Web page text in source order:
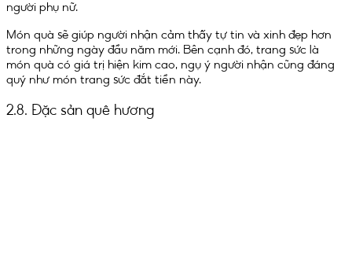
người phụ nữ.
Món quà sẽ giúp người nhận cảm thấy tự tin và xinh đẹp hơn
trong những ngày đầu năm mới. Bên cạnh đó, trang sức là
món quà có giá trị hiện kim cao, ngụ ý người nhận cũng đáng
quý như món trang sức đắt tiền này.
2.8. Đặc sản quê hương